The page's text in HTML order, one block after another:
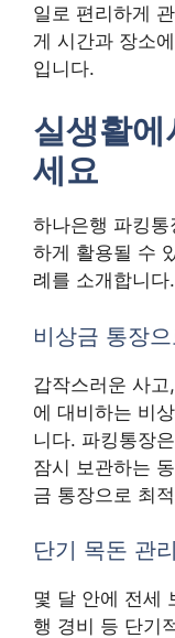
일로 편리하게
게 시간과 장소
입니다.
실생활에
세요
하나은행 파킹
하게 활용될 수
례를 소개합니다.
비상금 통장
갑작스러운 사
에 대비하는 비
니다. 파킹통장
잠시 보관하는
금 통장으로 최
단기 목돈 관리
몇 달 안에 전세
행 경비 등 단기